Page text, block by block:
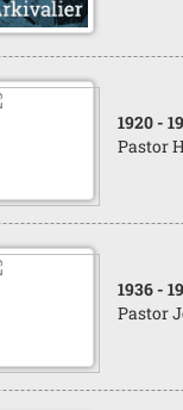
1920 -
Pastor
1936 -
Pastor